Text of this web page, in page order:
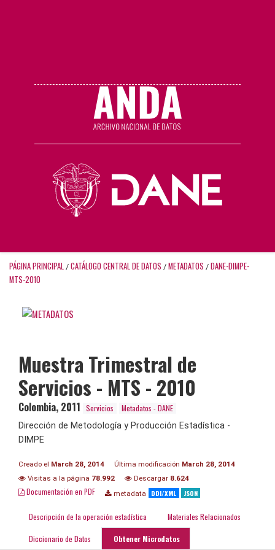
PÁGINA PRINCIPAL / CATÁLOGO CENTRAL DE DATOS / METADATOS / DANE-DIMPE-
MTS-2010
Muestra Trimestral de
Servicios - MTS - 2010
Colombia, 2011 Servicios
Metadatos - DANE
Dirección de Metodología y Producción Estadística -
DIMPE
Creado el March 28, 2014 Última modificación March 28, 2014
Visitas a la página 78.992 Descargar 8.624
Documentación en PDF metadata DDI/XML JSON
Descripción de la operación estadística Materiales Relacionados
Diccionario de Datos Obtener Microdatos